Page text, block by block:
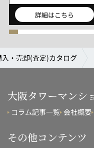
詳細はこちら
・売却(査定)カタログ
大阪タワーマンシ
コラム記事一覧 会社概要
その他コンテンツ